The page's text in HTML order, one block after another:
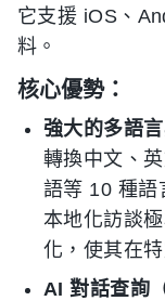
它支援 iOS、
料。
核心優勢：
強大的多語
轉換中文、
語等 10 種語
本地化訪談
化，使其在
AI 對話查詢